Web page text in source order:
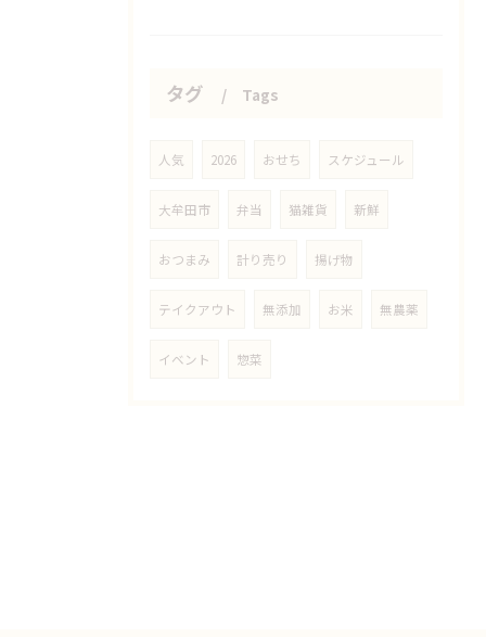
タグ Tags
人気 2026 おせち スケジュール
大牟田市 弁当 猫雑貨 新鮮
おつまみ 計り売り 揚げ物
テイクアウト 無添加 お米 無農薬
イベント 惣菜